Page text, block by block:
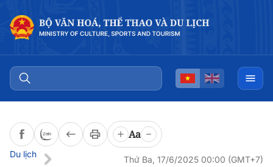
Aa
Du lịch
Thứ Ba, 17/6/2025 00:00 (GMT+7)
Đọc bài